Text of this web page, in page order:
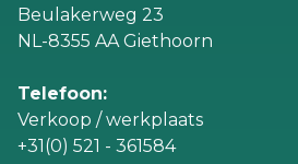
Beulakerweg 23
NL-8355 AA Giethoorn
Telefoon:
Verkoop / werkplaats
+31(0) 521 - 361584